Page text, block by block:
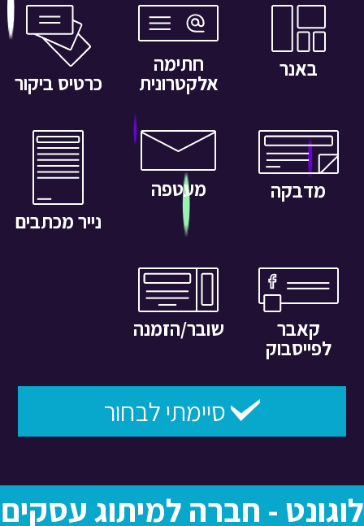
באנר חתימה
אלקטרונית כרטיס ביקור
מדבקה
מעטפה
נייר מכתבים
קאבר
לפייסבוק
שובר/הזמנה
לוגונט - חברה למיתוג עסקים